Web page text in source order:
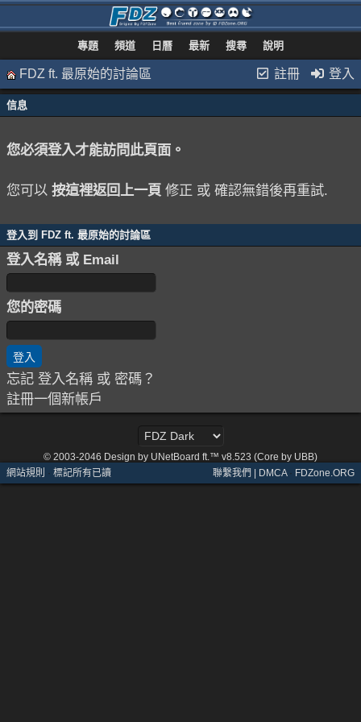
專題 頻道 日曆 最新 搜尋 說明
註冊 登入
FDZ ft. 最原始的討論區
信息
您必須登入才能訪問此頁面。
您可以 按這裡返回上一頁 修正 或 確認無錯後再重試.
登入到 FDZ ft. 最原始的討論區
登入名稱 或 Email
您的密碼
忘記 登入名稱 或 密碼？
註冊一個新帳戶
© 2003-2046 Design by UNetBoard ft.™ v8.523 (Core by UBB)
網站規則 · 標記所有已讀 聯繫我們 | DMCA· FDZone.ORG